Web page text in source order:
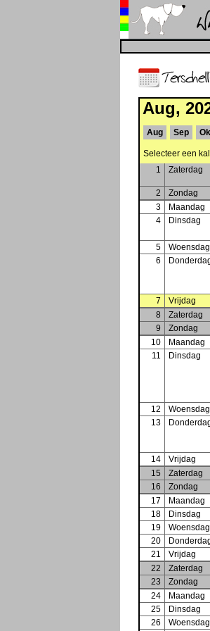
Aug,
Aug Sep
Selecteer een
1
Zaterdag
2
Zondag
3
Maandag
4
Dinsdag
5
Woensdag
6
7
Vrijdag
8
Zaterdag
9
Zondag
10
Maandag
11
Dinsdag
12
Woensdag
13
14
Vrijdag
15
Zaterdag
16
Zondag
17
Maandag
18
Dinsdag
19
Woensdag
20
21
Vrijdag
22
Zaterdag
23
Zondag
24
Maandag
25
Dinsdag
26
Woensdag